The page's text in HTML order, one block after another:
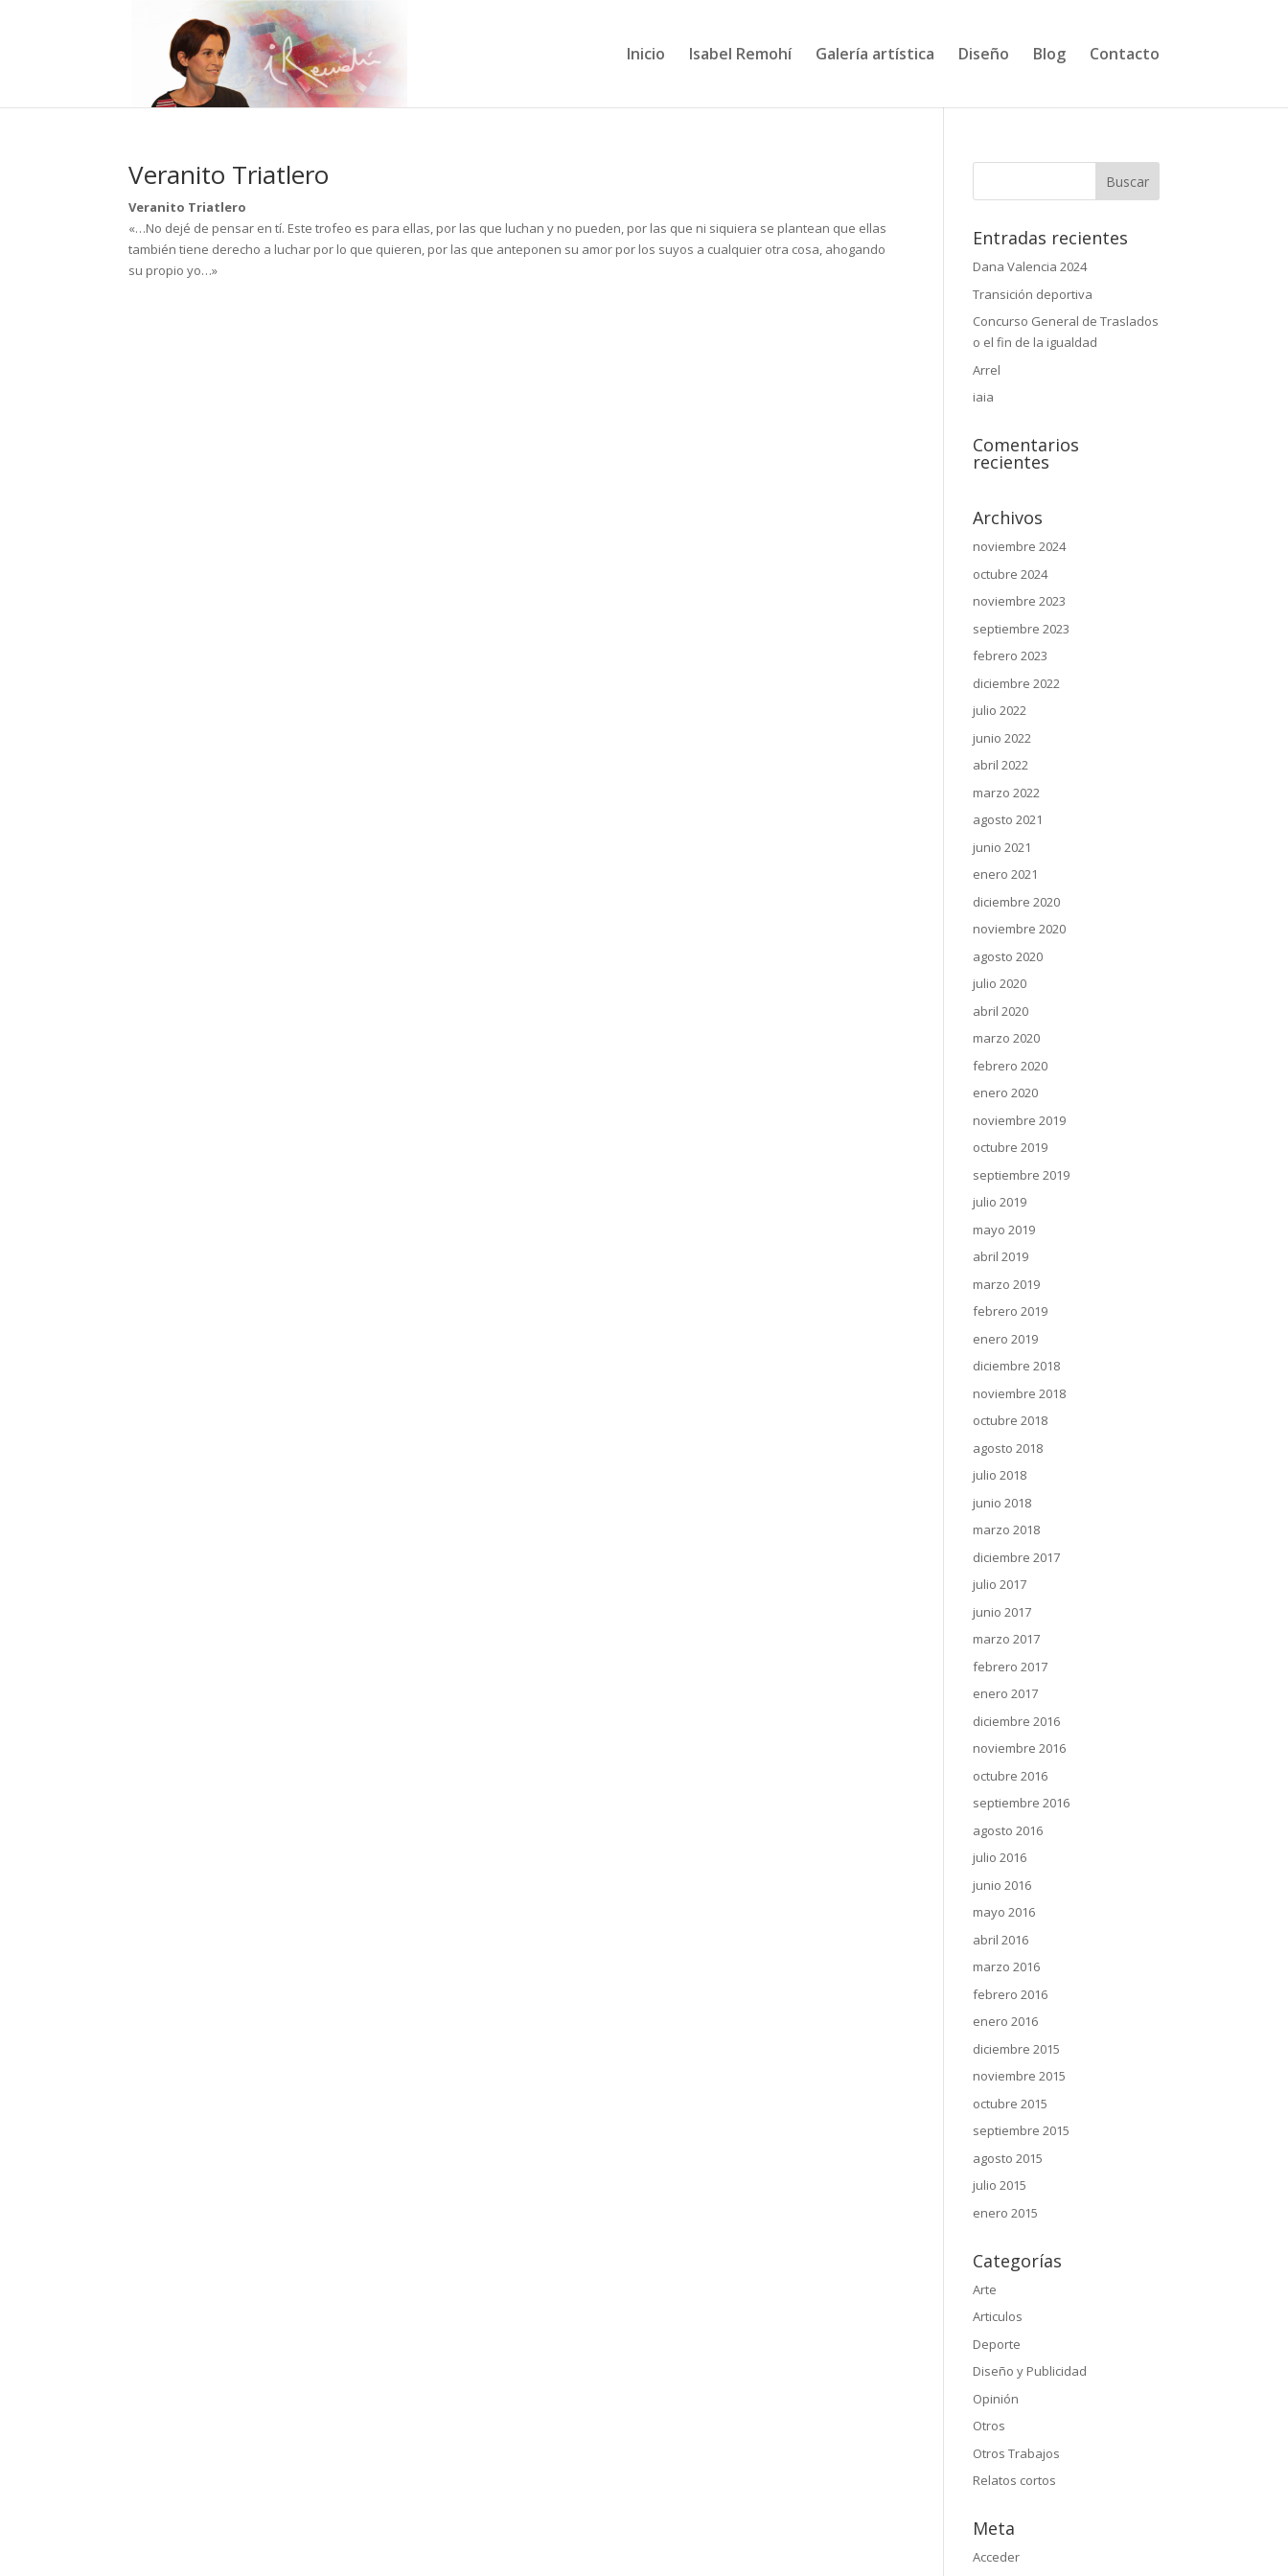
Inicio Isabel Remohí Galería artística Diseño Blog Contacto
Veranito Triatlero
Veranito Triatlero
«…No dejé de pensar en tí. Este trofeo es para ellas, por las que luchan y no pueden, por las que ni siquiera se plantean que ellas
también tiene derecho a luchar por lo que quieren, por las que anteponen su amor por los suyos a cualquier otra cosa, ahogando
su propio yo…»
Entradas recientes
Dana Valencia 2024
Transición deportiva
Concurso General de Traslados
o el fin de la igualdad
Arrel
iaia
Comentarios
recientes
Archivos
noviembre 2024
octubre 2024
noviembre 2023
septiembre 2023
febrero 2023
diciembre 2022
julio 2022
junio 2022
abril 2022
marzo 2022
agosto 2021
junio 2021
enero 2021
diciembre 2020
noviembre 2020
agosto 2020
julio 2020
abril 2020
marzo 2020
febrero 2020
enero 2020
noviembre 2019
octubre 2019
septiembre 2019
julio 2019
mayo 2019
abril 2019
marzo 2019
febrero 2019
enero 2019
diciembre 2018
noviembre 2018
octubre 2018
agosto 2018
julio 2018
junio 2018
marzo 2018
diciembre 2017
julio 2017
junio 2017
marzo 2017
febrero 2017
enero 2017
diciembre 2016
noviembre 2016
octubre 2016
septiembre 2016
agosto 2016
julio 2016
junio 2016
mayo 2016
abril 2016
marzo 2016
febrero 2016
enero 2016
diciembre 2015
noviembre 2015
octubre 2015
septiembre 2015
agosto 2015
julio 2015
enero 2015
Categorías
Arte
Articulos
Deporte
Diseño y Publicidad
Opinión
Otros
Otros Trabajos
Relatos cortos
Meta
Acceder